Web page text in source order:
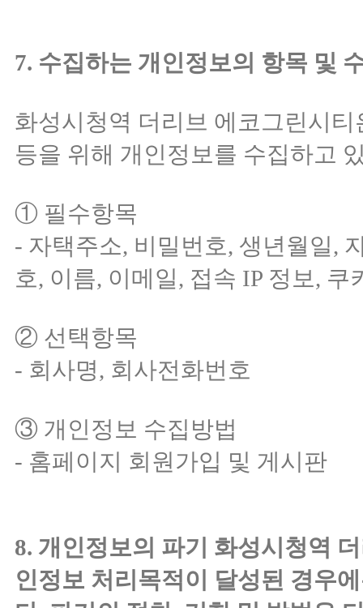
7. 수집하는 개인정보의 항목 및
화성시청역 더리브 에코그린시
등을 위해 개인정보를 수집하고
① 필수항목
- 자택주소, 비밀번호, 생년월일,
호, 이름, 이메일, 접속 IP 정보,
② 선택항목
- 회사명, 회사전화번호
③ 개인정보 수집방법
- 홈페이지 회원가입 및 게시판
8. 개인정보의 파기 화성시청역
인정보 처리목적이 달성된 경우